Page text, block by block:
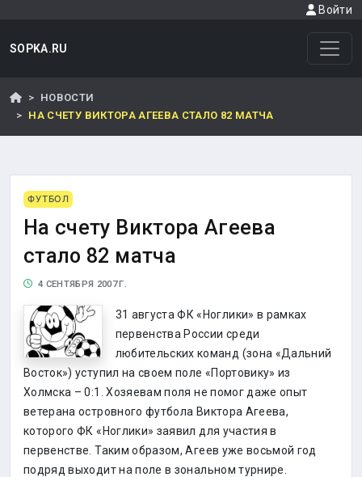
Войти
SOPKA.RU
НОВОСТИ
НА СЧЕТУ ВИКТОРА АГЕЕВА СТАЛО 82 МАТЧА
ФУТБОЛ
На счету Виктора Агеева
стало 82 матча
4 СЕНТЯБРЯ 2007 Г.
31 августа ФК «Ноглики» в рамках
первенства России среди
любительских команд (зона «Дальний
Восток») уступил на своем поле «Портовику» из
Холмска – 0:1. Хозяевам поля не помог даже опыт
ветерана островного футбола Виктора Агеева,
которого ФК «Ноглики» заявил для участия в
первенстве. Таким образом, Агеев уже восьмой год
подряд выходит на поле в зональном турнире.